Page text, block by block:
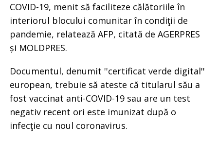
COVID-19, menit să faciliteze călătoriile în
interiorul blocului comunitar în condiţii de
pandemie, relatează AFP, citată de AGERPRES
și MOLDPRES.
Documentul, denumit ''certificat verde digital''
european, trebuie să ateste că titularul său a
fost vaccinat anti-COVID-19 sau are un test
negativ recent ori este imunizat după o
infecţie cu noul coronavirus.